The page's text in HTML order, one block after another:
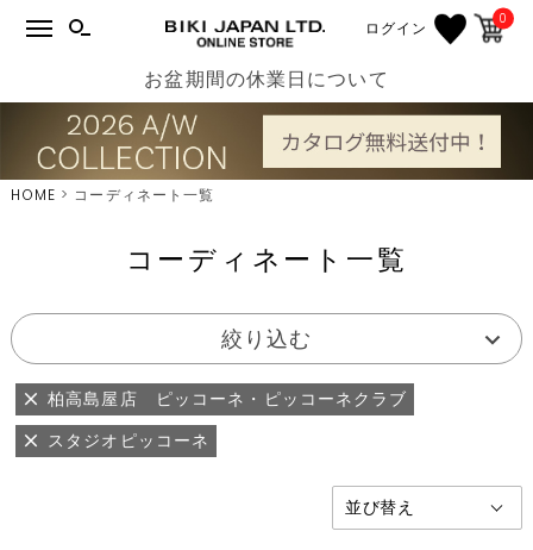
ログイン 0
お盆期間の休業日について
HOME コーディネート一覧
コーディネート一覧
絞り込む
柏高島屋店 ピッコーネ・ピッコーネクラブ
スタジオピッコーネ